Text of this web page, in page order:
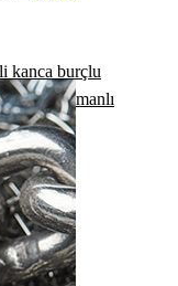
kanca burçlu
kanca rulmanlı